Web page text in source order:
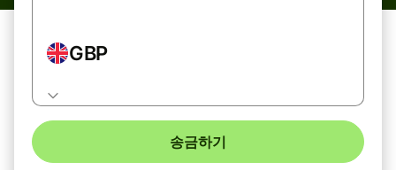
GBP
송금하기